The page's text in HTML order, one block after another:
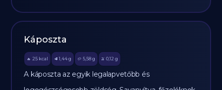
Káposzta
🔥 25 kcal 🥩 1,44 g 🥔 5,58g 🫒 0,12 g
A káposzta az egyik legalapvetőbb és